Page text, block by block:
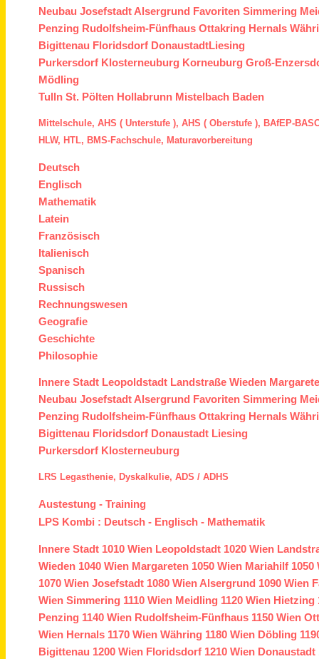
Neubau Josefstadt Alsergrund Favoriten Simmering
Penzing Rudolfsheim-Fünfhaus Ottakring Hernals
Bigittenau Floridsdorf DonaustadtLiesing
Purkersdorf Klosterneuburg Korneuburg Groß-
Mödling
Tulln St. Pölten Hollabrunn Mistelbach Baden
Mittelschule, AHS ( Unterstufe ), AHS ( Oberstufe ), BAfEP-
HLW, HTL, BMS-Fachschule, Maturavorbereitung
Deutsch
Englisch
Mathematik
Latein
Französisch
Italienisch
Spanisch
Russisch
Rechnungswesen
Geografie
Geschichte
Philosophie
Innere Stadt Leopoldstadt Landstraße Wieden
Neubau Josefstadt Alsergrund Favoriten Simmering
Penzing Rudolfsheim-Fünfhaus Ottakring Hernals
Bigittenau Floridsdorf Donaustadt Liesing
Purkersdorf Klosterneuburg
LRS Legasthenie, Dyskalkulie, ADS / ADHS
Austestung -Training
LPS Kombi : Deutsch - Englisch - Mathematik
Innere Stadt 1010 Wien Leopoldstadt 1020 Wien
Wieden 1040 Wien Margareten 1050 Wien Mariahilf 1050
1070 Wien Josefstadt 1080 Wien Alsergrund 1090 Wien
Wien Simmering 1110 Wien Meidling 1120 Wien Hietzing
Penzing 1140 Wien Rudolfsheim-Fünfhaus 1150 Wien
Wien Hernals 1170 Wien Währing 1180 Wien Döbling
Bigittenau 1200 Wien Floridsdorf 1210 Wien Donaustadt